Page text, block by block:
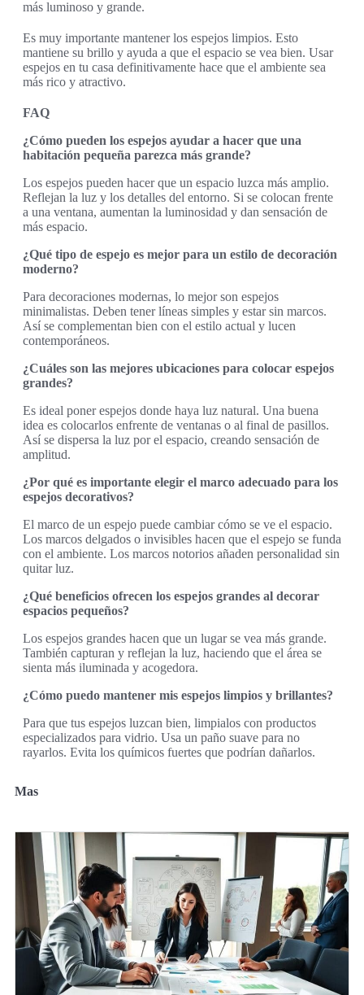
más luminoso y grande.
Es muy importante mantener los espejos limpios. Esto
mantiene su brillo y ayuda a que el espacio se vea bien. Usar
espejos en tu casa definitivamente hace que el ambiente sea
más rico y atractivo.
FAQ
¿Cómo pueden los espejos ayudar a hacer que una
habitación pequeña parezca más grande?
Los espejos pueden hacer que un espacio luzca más amplio.
Reflejan la luz y los detalles del entorno. Si se colocan frente
a una ventana, aumentan la luminosidad y dan sensación de
más espacio.
¿Qué tipo de espejo es mejor para un estilo de decoración
moderno?
Para decoraciones modernas, lo mejor son espejos
minimalistas. Deben tener líneas simples y estar sin marcos.
Así se complementan bien con el estilo actual y lucen
contemporáneos.
¿Cuáles son las mejores ubicaciones para colocar espejos
grandes?
Es ideal poner espejos donde haya luz natural. Una buena
idea es colocarlos enfrente de ventanas o al final de pasillos.
Así se dispersa la luz por el espacio, creando sensación de
amplitud.
¿Por qué es importante elegir el marco adecuado para los
espejos decorativos?
El marco de un espejo puede cambiar cómo se ve el espacio.
Los marcos delgados o invisibles hacen que el espejo se funda
con el ambiente. Los marcos notorios añaden personalidad sin
quitar luz.
¿Qué beneficios ofrecen los espejos grandes al decorar
espacios pequeños?
Los espejos grandes hacen que un lugar se vea más grande.
También capturan y reflejan la luz, haciendo que el área se
sienta más iluminada y acogedora.
¿Cómo puedo mantener mis espejos limpios y brillantes?
Para que tus espejos luzcan bien, limpialos con productos
especializados para vidrio. Usa un paño suave para no
rayarlos. Evita los químicos fuertes que podrían dañarlos.
Mas